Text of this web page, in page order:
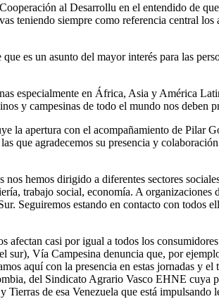
al Desarrollu en el entendido de
teniendo siempre como referencia central
es un asunto del mayor interés para las
especialmente en África, Asia y América
y campesinas de todo el mundo nos deben
la apertura con el acompañamiento de Pilar
que agradecemos su presencia y
hemos dirigido a diferentes sectores
trabajo social, economía. A
Seguiremos estando en contacto con todos
casi por igual a todos los
sur), Vía Campesina denuncia que, por
aquí con la presencia en estas jornadas y
del Sindicato Agrario Vasco EHNE cuya
de esa Venezuela que está impulsando